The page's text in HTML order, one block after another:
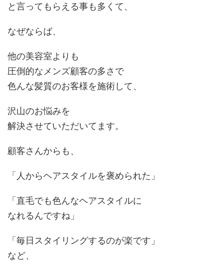
と言ってもらえる事も多くて、
なぜならば、
他の美容室よりも
圧倒的なメンズ顧客の多さで
色んな髪質のお客様を施術して、
沢山のお悩みを
解決させていただいてます。
顧客さんからも、
「人からヘアスタイルを褒められた」
「直毛でも色んなヘアスタイルに
なれるんですね」
「毎日スタイリングするのが楽です」
など、